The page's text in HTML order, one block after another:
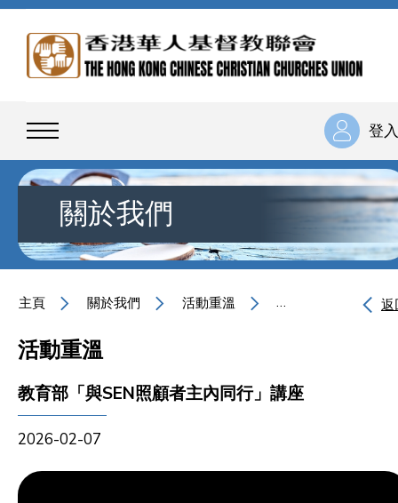
登入
關於我們
主頁 關於我們 活動重溫 教育部「與SEN照返
活動重溫
教育部「與SEN照顧者主內同行」講座
2026-02-07